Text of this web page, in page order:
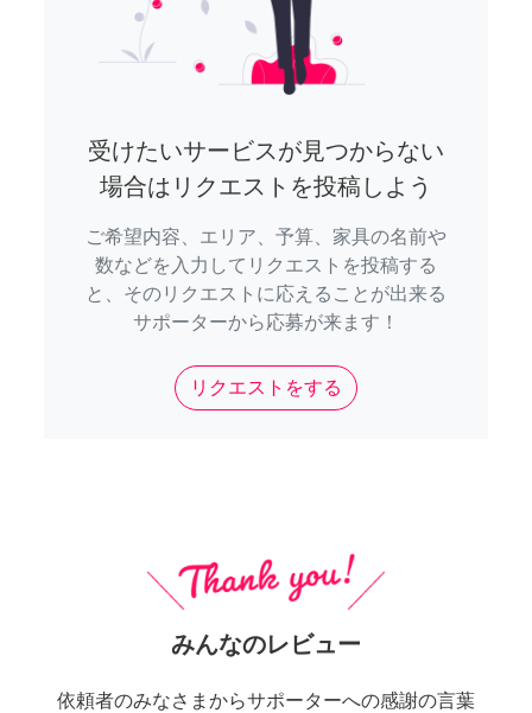
受けたいサービスが見つからない
場合はリクエストを投稿しよう
ご希望内容、エリア、予算、家具の名前や
数などを入力してリクエストを投稿する
と、そのリクエストに応えることが出来る
サポーターから応募が来ます！
リクエストをする
みんなのレビュー
依頼者のみなさまからサポーターへの感謝の言葉